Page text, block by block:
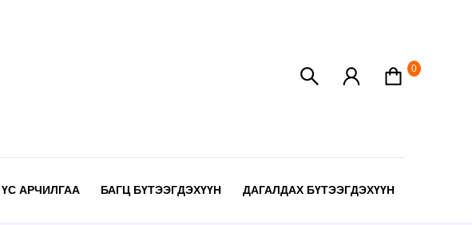
0
ҮС АРЧИЛГАА БАГЦ БҮТЭЭГДЭХҮҮН ДАГАЛДАХ БҮТЭЭГДЭХҮҮН